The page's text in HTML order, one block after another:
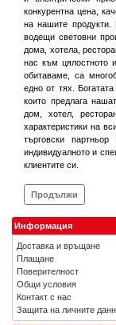
конкурентна цена,
на нашите продукти.
водещи световни
дома, хотела,
нас към цялостното
обитаваме, са
едно от тях.
които предлага
дом, хотел,
характеристики на
търговски
индивидуалното и
клиентите си.
Продължи
Информация
Доставка и връщане
Плащане
Поверителност
Общи условия
Контакт с нас
Защита на личните